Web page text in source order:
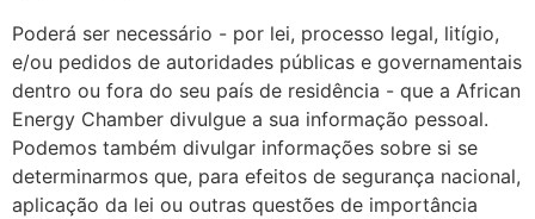
Poderá ser necessário - por lei, processo legal, litígio,
e/ou pedidos de autoridades públicas e governamentais
dentro ou fora do seu país de residência - que a African
Energy Chamber divulgue a sua informação pessoal.
Podemos também divulgar informações sobre si se
determinarmos que, para efeitos de segurança nacional,
aplicação da lei ou outras questões de importância